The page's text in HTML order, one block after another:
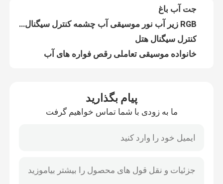
کنترل کیفیت
تماس با ما
آبنمای شناور
در محل نصب استخر فواره فواره های هدایت شده
لامپ های قابل تغییر فواره شناور موسیقی خارج از منزل
فواره شناور رقصنده برای استخر RGB نور زیر آب
dancing garden water fountain
آبنمای رقصنده
پیام بگذارید
ما به زودی با شما تماس خواهیم گرفت